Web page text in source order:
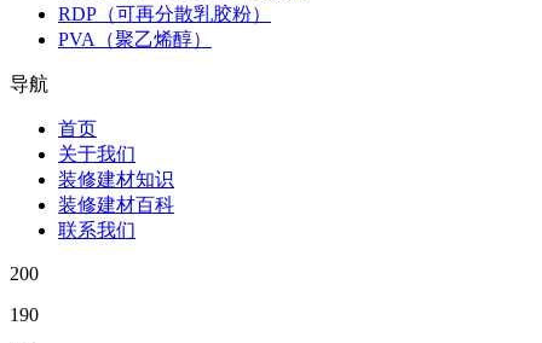
RDP（可再分散乳胶粉）
PVA（聚乙烯醇）
导航
首页
关于我们
装修建材知识
装修建材百科
联系我们
200
190